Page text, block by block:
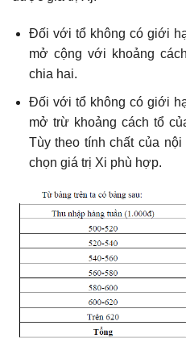
Đối với tổ không có giới
mở cộng với khoảng
chia hai.
Đối với tổ không có giới
mở trừ khoảng cách tổ
Tùy theo tính chất của
chọn giá trị Xi phù hợp.